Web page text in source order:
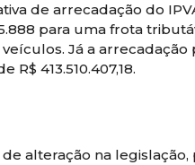
de arrecadação do
para uma frota
veículos. Já a arrecadação
R$ 413.510.407,18.
de alteração na